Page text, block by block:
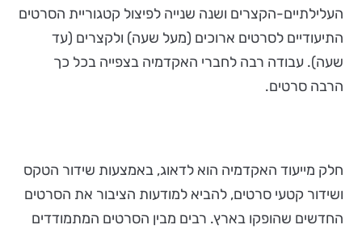
העלילתיים-הקצרים ושנה שנייה לפיצול קטגוריית הסרטים
התיעודיים לסרטים ארוכים (מעל שעה) ולקצרים (עד
שעה). עבודה רבה לחברי האקדמיה בצפייה בכל כך
הרבה סרטים.
חלק מייעוד האקדמיה הוא לדאוג, באמצעות שידור הטקס
ושידור קטעי סרטים, להביא למודעות הציבור את הסרטים
החדשים שהופקו בארץ. רבים מבין הסרטים המתמודדים